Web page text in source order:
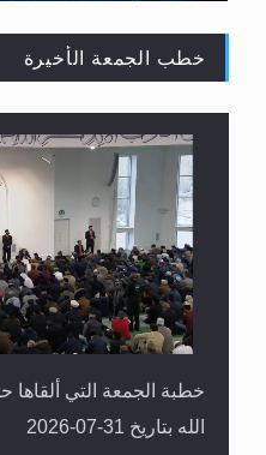
القرآن قاضٍ وحكمٌ على
العكس
خطب الجمعة الأخيرة
خطبة الجمعة التي ألقاها
الله بتاريخ 31-07-2026